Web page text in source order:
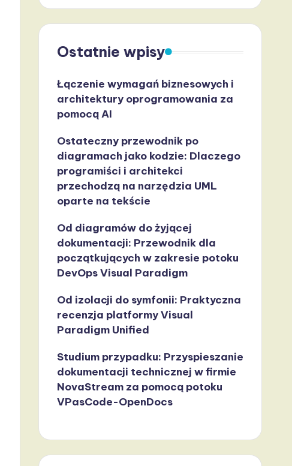
Ostatnie wpisy
Łączenie wymagań biznesowych i
architektury oprogramowania za
pomocą AI
Ostateczny przewodnik po
diagramach jako kodzie: Dlaczego
programiści i architekci
przechodzą na narzędzia UML
oparte na tekście
Od diagramów do żyjącej
dokumentacji: Przewodnik dla
początkujących w zakresie potoku
DevOps Visual Paradigm
Od izolacji do symfonii: Praktyczna
recenzja platformy Visual
Paradigm Unified
Studium przypadku: Przyspieszanie
dokumentacji technicznej w firmie
NovaStream za pomocą potoku
VPasCode-OpenDocs